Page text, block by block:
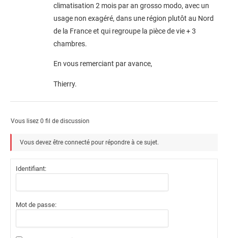
climatisation 2 mois par an grosso modo, avec un
usage non exagéré, dans une région plutôt au Nord
de la France et qui regroupe la pièce de vie + 3
chambres.
En vous remerciant par avance,
Thierry.
Vous lisez 0 fil de discussion
Vous devez être connecté pour répondre à ce sujet.
Identifiant:
Mot de passe: